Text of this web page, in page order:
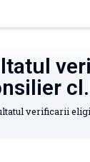
verificarii